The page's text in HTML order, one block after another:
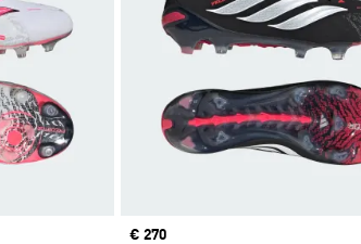
Price
€ 270